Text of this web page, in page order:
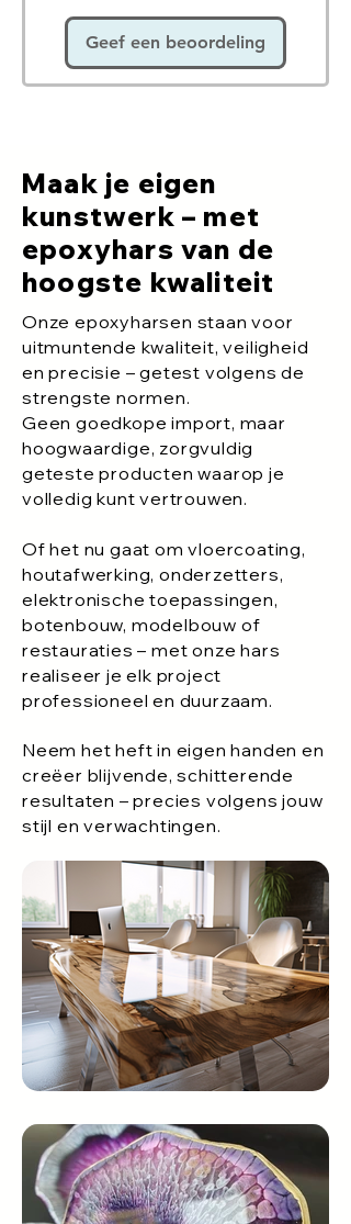
Geef een beoordeling
Maak je eigen
kunstwerk – met
epoxyhars van de
hoogste kwaliteit
Onze epoxyharsen staan voor
uitmuntende kwaliteit, veiligheid
en precisie – getest volgens de
strengste normen.
Geen goedkope import, maar
hoogwaardige, zorgvuldig
geteste producten waarop je
volledig kunt vertrouwen.
Of het nu gaat om vloercoating,
houtafwerking, onderzetters,
elektronische toepassingen,
botenbouw, modelbouw of
restauraties – met onze hars
realiseer je elk project
professioneel en duurzaam.
Neem het heft in eigen handen en
creëer blijvende, schitterende
resultaten – precies volgens jouw
stijl en verwachtingen.